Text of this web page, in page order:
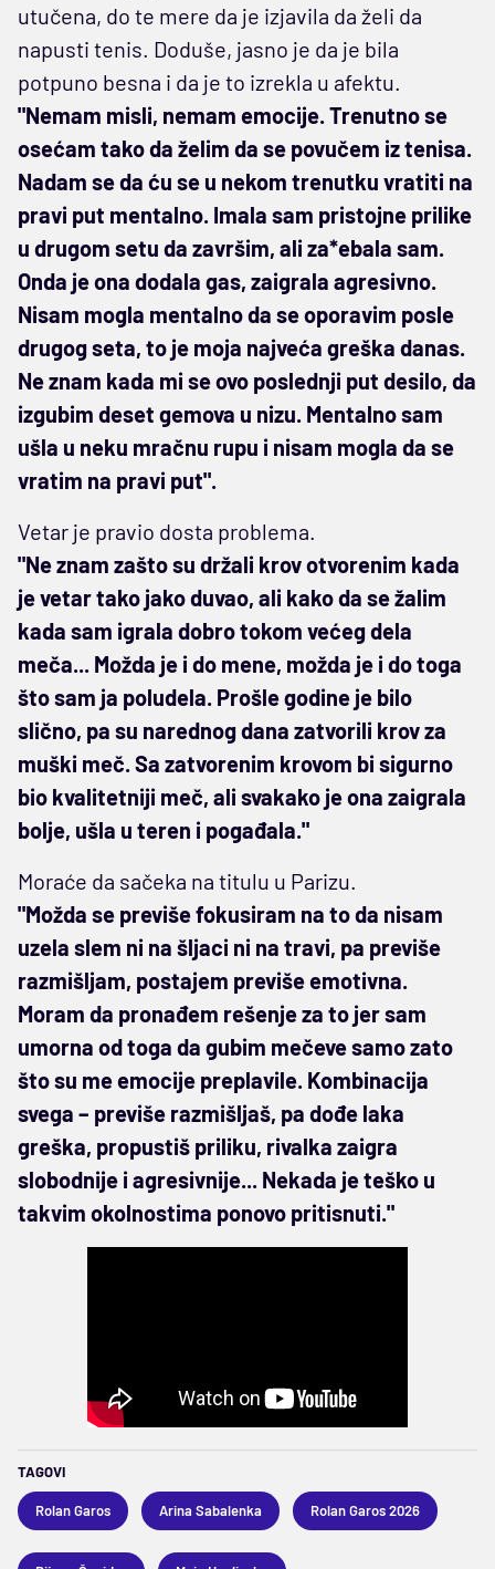
utučena, do te mere da je izjavila da želi da
napusti tenis. Doduše, jasno je da je bila
potpuno besna i da je to izrekla u afektu.
"Nemam misli, nemam emocije. Trenutno se
osećam tako da želim da se povučem iz tenisa.
Nadam se da ću se u nekom trenutku vratiti na
pravi put mentalno. Imala sam pristojne prilike
u drugom setu da završim, ali za*ebala sam.
Onda je ona dodala gas, zaigrala agresivno.
Nisam mogla mentalno da se oporavim posle
drugog seta, to je moja najveća greška danas.
Ne znam kada mi se ovo poslednji put desilo, da
izgubim deset gemova u nizu. Mentalno sam
ušla u neku mračnu rupu i nisam mogla da se
vratim na pravi put".
Vetar je pravio dosta problema.
"Ne znam zašto su držali krov otvorenim kada
je vetar tako jako duvao, ali kako da se žalim
kada sam igrala dobro tokom većeg dela
meča... Možda je i do mene, možda je i do toga
što sam ja poludela. Prošle godine je bilo
slično, pa su narednog dana zatvorili krov za
muški meč. Sa zatvorenim krovom bi sigurno
bio kvalitetniji meč, ali svakako je ona zaigrala
bolje, ušla u teren i pogađala."
Moraće da sačeka na titulu u Parizu.
"Možda se previše fokusiram na to da nisam
uzela slem ni na šljaci ni na travi, pa previše
razmišljam, postajem previše emotivna.
Moram da pronađem rešenje za to jer sam
umorna od toga da gubim mečeve samo zato
što su me emocije preplavile. Kombinacija
svega – previše razmišljaš, pa dođe laka
greška, propustiš priliku, rivalka zaigra
slobodnije i agresivnije... Nekada je teško u
takvim okolnostima ponovo pritisnuti."
TAGOVI
Rolan Garos Arina Sabalenka Rolan Garos 2026